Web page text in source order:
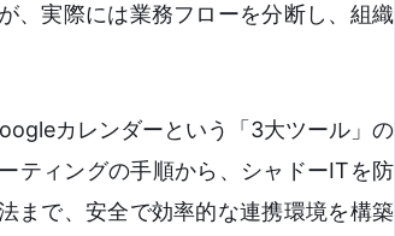
、実際には業務フローを分断し、組織
カレンダーという「3大ツール」の
ティングの手順から、シャドーITを防
まで、安全で効率的な連携環境を構築